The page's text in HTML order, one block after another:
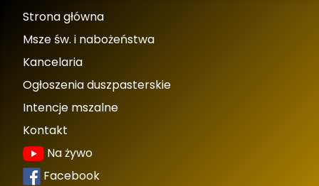
Strona główna
Msze św. i nabożeństwa
Kancelaria
Ogłoszenia duszpasterskie
Intencje mszalne
Kontakt
Na żywo
Facebook